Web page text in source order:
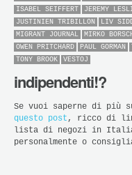
ISABEL SEIFFERT
JEREMY
JUSTINIEN TRIBILLON
LIV
MIGRANT JOURNAL
MIRKO
OWEN PRITCHARD
PAUL GORMAN
TONY BROOK
VESTOJ
indipendenti!?
Se vuoi saperne di
questo post , ricco di
lista di negozi in
personalmente o